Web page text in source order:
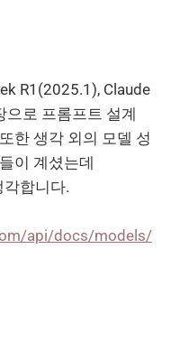
R1(2025.1), Claude
로 프롬프트 설계
한 생각 외의 모델 성
이 계셨는데
합니다.
api/docs/models/